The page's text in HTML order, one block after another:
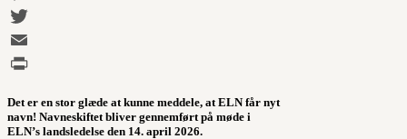
Messenger
Twitter
Email
Det er en stor glæde at kunne meddele, at ELN får nyt
navn! Navneskiftet bliver gennemført på møde i
ELN’s landsledelse den 14. april 2026.